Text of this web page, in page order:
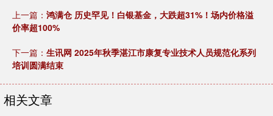
上一篇： 鸿满仓 历史罕见！白银基金，大跌超31%！场内价格溢
价率超100%
下一篇： 生讯网 2025年秋季湛江市康复专业技术人员规范化系列
培训圆满结束
相关文章